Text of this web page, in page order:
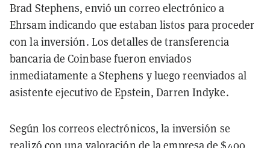
Brad Stephens, envió un correo electrónico a
Ehrsam indicando que estaban listos para proceder
con la inversión. Los detalles de transferencia
bancaria de Coinbase fueron enviados
inmediatamente a Stephens y luego reenviados al
asistente ejecutivo de Epstein, Darren Indyke.
Según los correos electrónicos, la inversión se